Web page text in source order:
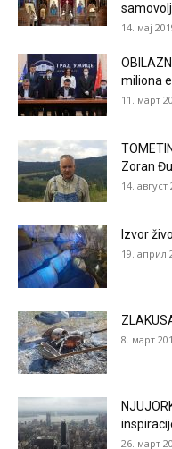
14. мај
miliona
11. март
Zoran
14. август
Izvor
19. април
8. март
26. март